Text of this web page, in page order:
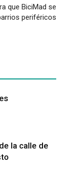
que BiciMad se
periféricos
la calle de